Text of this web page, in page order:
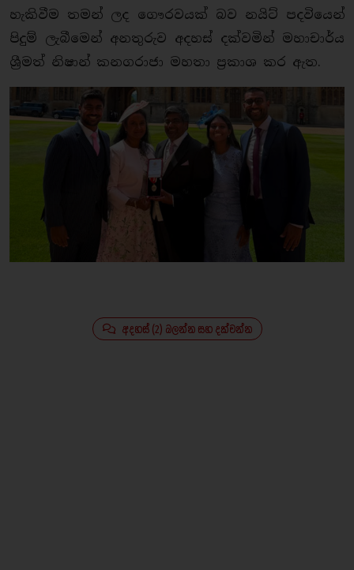
හැකිවීම තමන් ලද ගෞරවයක් බව නයිට් පදවියෙන්
පිදුම් ලැබීමෙන් අනතුරුව අදහස් දක්වමින් මහාචාර්ය
ශ්‍රීමත් නිෂාන් කනගරාජා මහතා ප්‍රකාශ කර ඇත.
අදහස් (2) බලන්න සහ දක්වන්න